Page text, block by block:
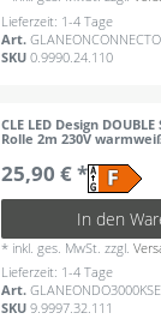
Lieferzeit: 1-4 Tage
Art.
SKU0.9990.24.110
CLE LED Design
Rolle 2m 230V
25,90 € *
In den
* inkl. ges. MwSt. zzgl.
Lieferzeit: 1-4 Tage
Art.
SKU9.9997.32.111